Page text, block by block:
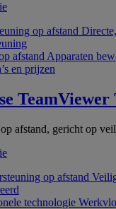
op afstand
afstand Apparaten
en prijzen
TeamViewer
afstand, gericht op
op afstand
technologie